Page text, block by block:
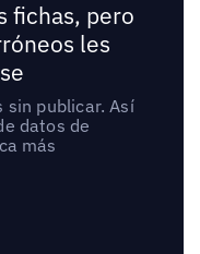
fichas, pero
les
sin publicar. Así
datos de
más